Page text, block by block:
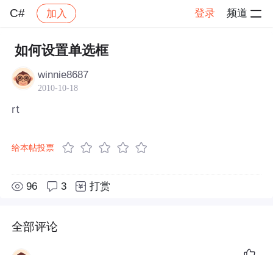
C# 加入 登录 频道
社区 C# 帖子详情
如何设置单选框
winnie8687
2010-10-18
rt
给本帖投票
96 3 打赏
全部评论